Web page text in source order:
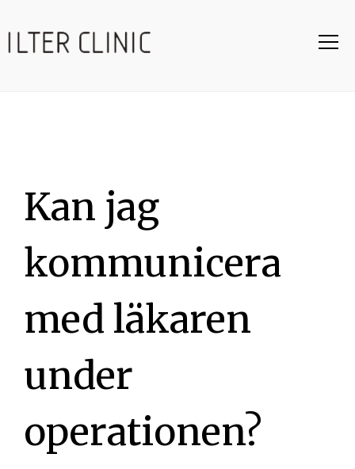
Kan jag
kommunicera
med läkaren
under
operationen?